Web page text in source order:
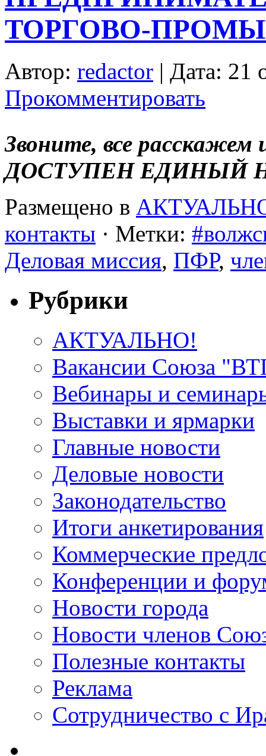
ТОРГОВО-
Автор: redactor | Дата: 21
Прокомментировать
Звоните, все
ДОСТУПЕН ЕДИНЫЙ
Размещено в
контакты · Метки:
Деловая миссия, ПФР,
Рубрики
АКТУАЛЬНО!
Вакансии Союза
Вебинары и
Выставки и ярмарки
Главные новости
Деловые новости
Законодательство
Итоги анкетирования
Коммерческие
Конференции и
Новости города
Новости членов
Полезные контакты
Реклама
Сотрудничество с